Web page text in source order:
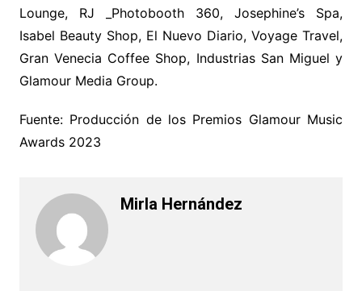
Lounge, RJ _Photobooth 360, Josephine’s Spa,
Isabel Beauty Shop, El Nuevo Diario, Voyage Travel,
Gran Venecia Coffee Shop, Industrias San Miguel y
Glamour Media Group.
Fuente: Producción de los Premios Glamour Music
Awards 2023
Mirla Hernández